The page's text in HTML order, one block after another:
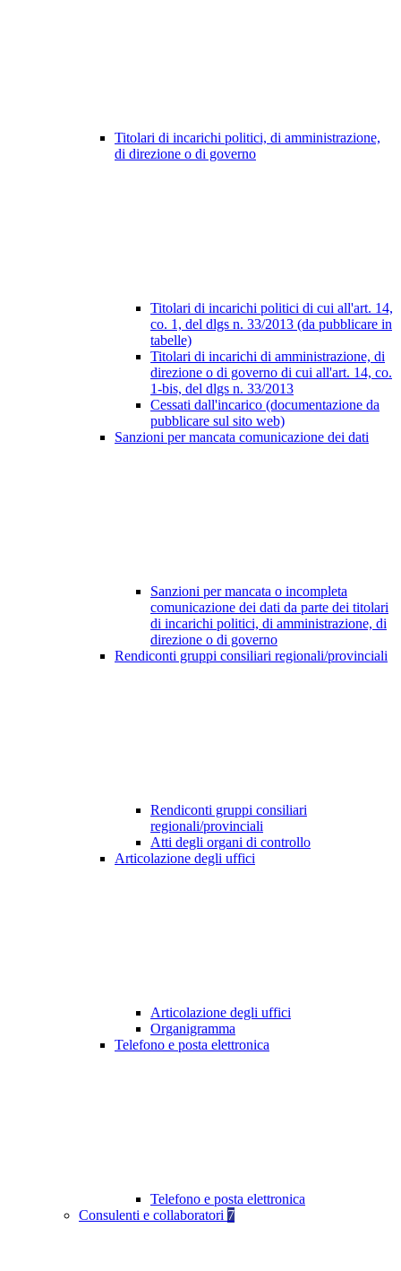
Titolari di incarichi politici, di amministrazione,
di direzione o di governo
Titolari di incarichi politici di cui all'art. 14,
co. 1, del dlgs n. 33/2013 (da pubblicare in
tabelle)
Titolari di incarichi di amministrazione, di
direzione o di governo di cui all'art. 14, co.
1-bis, del dlgs n. 33/2013
Cessati dall'incarico (documentazione da
pubblicare sul sito web)
Sanzioni per mancata comunicazione dei dati
Sanzioni per mancata o incompleta
comunicazione dei dati da parte dei titolari
di incarichi politici, di amministrazione, di
direzione o di governo
Rendiconti gruppi consiliari regionali/provinciali
Rendiconti gruppi consiliari
regionali/provinciali
Atti degli organi di controllo
Articolazione degli uffici
Articolazione degli uffici
Organigramma
Telefono e posta elettronica
Telefono e posta elettronica
Consulenti e collaboratori 7